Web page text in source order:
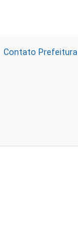
Contato Prefeitura